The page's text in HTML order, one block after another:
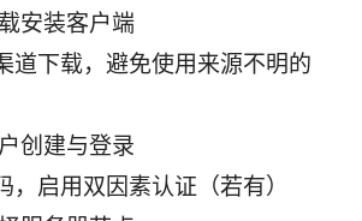
安装客户端
道下载，避免使用来源不明的
创建与登录
，启用双因素认证（若有）